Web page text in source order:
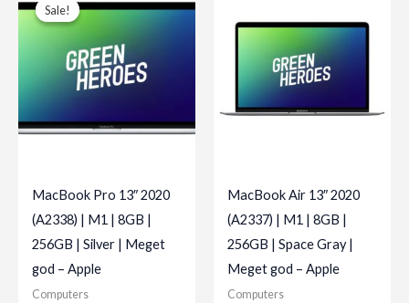
Sale!
Sale!
MacBook Pro 13″ 2020
(A2338) | M1 | 8GB |
256GB | Silver | Meget
god – Apple
Computers
MacBook Air 13″ 2020
(A2337) | M1 | 8GB |
256GB | Space Gray |
Meget god – Apple
Computers